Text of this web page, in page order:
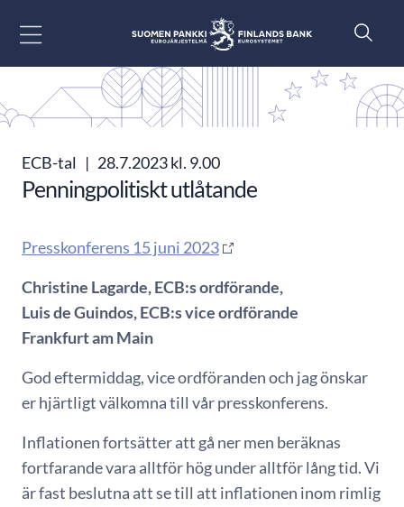
ECB-tal | 28.7.2023 kl. 9.00
Penningpolitiskt utlåtande
Presskonferens 15 juni 2023
Christine Lagarde, ECB:s ordförande,
Luis de Guindos, ECB:s vice ordförande
Frankfurt am Main
God eftermiddag, vice ordföranden och jag önskar
er hjärtligt välkomna till vår presskonferens.
Inflationen fortsätter att gå ner men beräknas
fortfarande vara alltför hög under alltför lång tid. Vi
är fast beslutna att se till att inflationen inom rimlig